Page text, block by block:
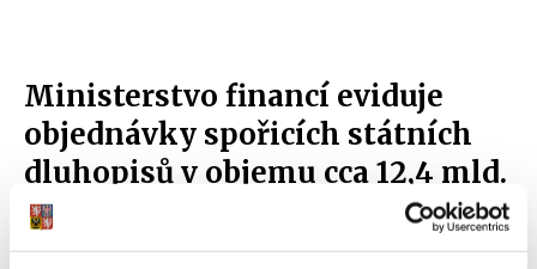
Ministerstvo financí eviduje
objednávky spořicích státních
dluhopisů v objemu cca 12,4 mld.
Kč, uhrazeno bylo asi 5,6 mld. Kč
- stav : 05.10.2011;14:00 hod.